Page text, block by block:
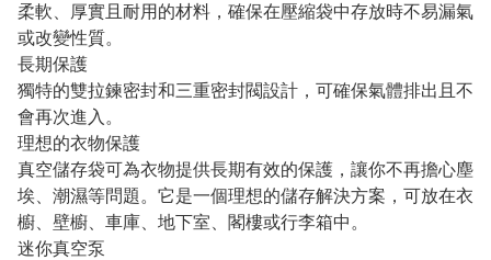
柔軟、厚實且耐用的材料，確保在壓縮袋中存放時不易漏氣
或改變性質。
長期保護
獨特的雙拉鍊密封和三重密封閥設計，可確保氣體排出且不
會再次進入。
理想的衣物保護
真空儲存袋可為衣物提供長期有效的保護，讓你不再擔心塵
埃、潮濕等問題。它是一個理想的儲存解決方案，可放在衣
櫥、壁櫥、車庫、地下室、閣樓或行李箱中。
迷你真空泵